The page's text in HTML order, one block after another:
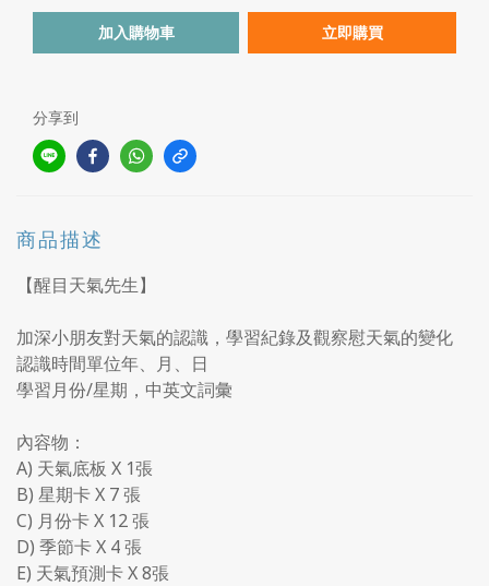
加入購物車 立即購買
分享到
商品描述
【醒目天氣先生】
加深小朋友對天氣的認識，學習紀錄及觀察慰天氣的變化
認識時間單位年、月、日
學習月份/星期，中英文詞彙
內容物：
A) 天氣底板 X 1張
B) 星期卡 X 7 張
C) 月份卡 X 12 張
D) 季節卡 X 4 張
E) 天氣預測卡 X 8張